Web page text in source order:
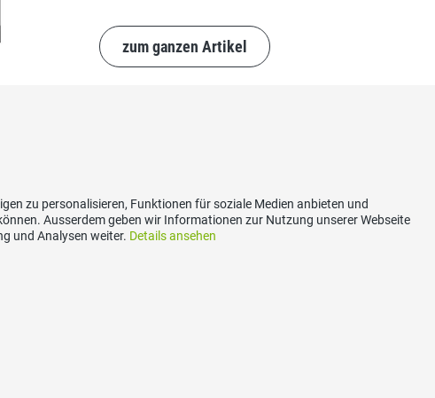
zum ganzen Artikel
zu personalisieren, Funktionen für soziale Medien anbieten und
Ausserdem geben wir Informationen zur Nutzung unserer Webseite
und Analysen weiter. Details ansehen